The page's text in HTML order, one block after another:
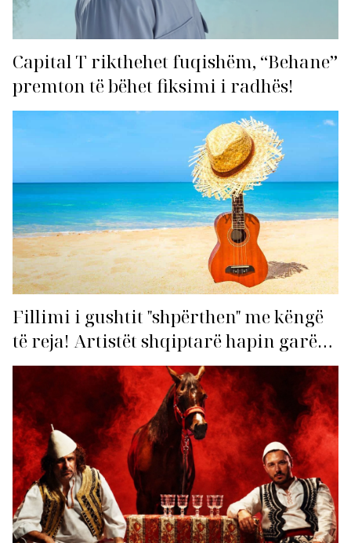
Capital T rikthehet fuqishëm, “Behane”
premton të bëhet fiksimi i radhës!
Fillimi i gushtit "shpërthen" me këngë
të reja! Artistët shqiptarë hapin garën
për hitin e verës!